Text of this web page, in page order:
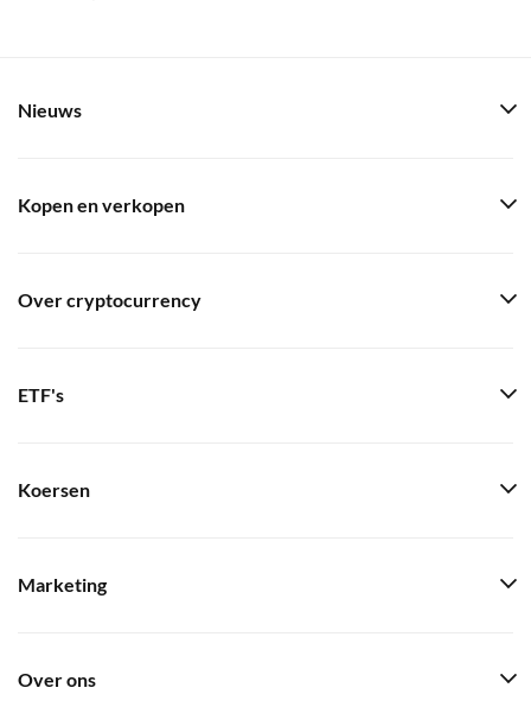
Nieuws
Kopen en verkopen
Over cryptocurrency
ETF's
Koersen
Marketing
Over ons